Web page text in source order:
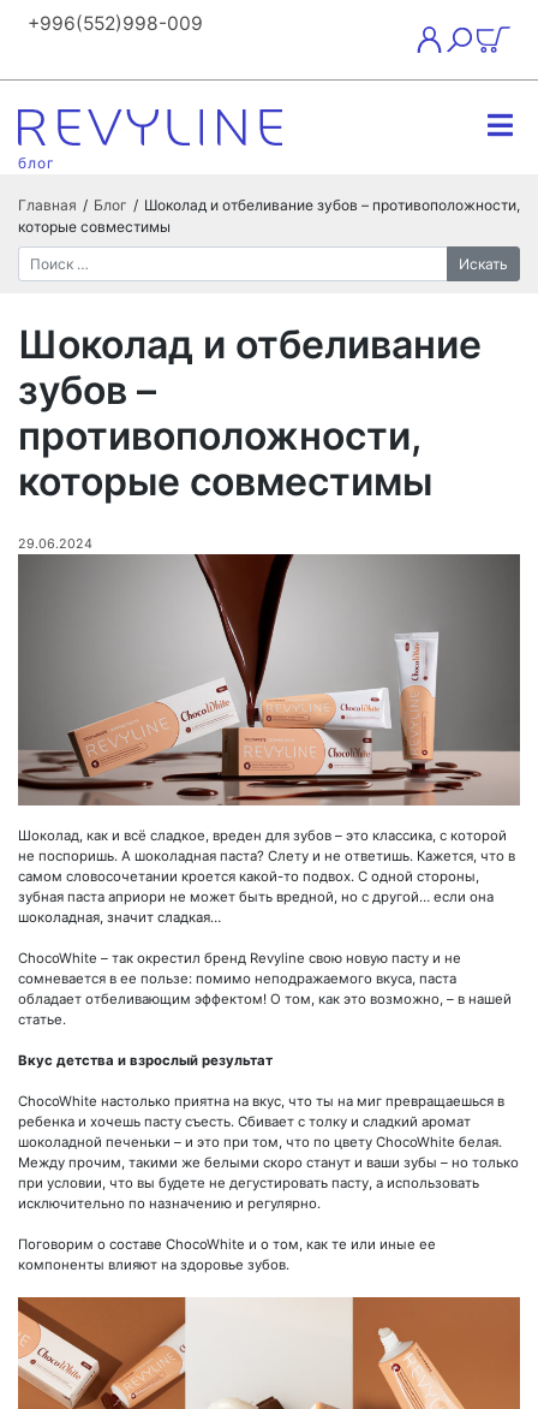
+996(552)998-009
блог
Главная / Блог / Шоколад и отбеливание зубов – противоположности,
которые совместимы
Искать
Шоколад и отбеливание
зубов –
противоположности,
которые совместимы
29.06.2024
Шоколад, как и всё сладкое, вреден для зубов – это классика, с которой
не поспоришь. А шоколадная паста? Слету и не ответишь. Кажется, что в
самом словосочетании кроется какой-то подвох. С одной стороны,
зубная паста априори не может быть вредной, но с другой… если она
шоколадная, значит сладкая…
ChocoWhite – так окрестил бренд Revyline свою новую пасту и не
сомневается в ее пользе: помимо неподражаемого вкуса, паста
обладает отбеливающим эффектом! О том, как это возможно, – в нашей
статье.
Вкус детства и взрослый результат
ChocoWhite настолько приятна на вкус, что ты на миг превращаешься в
ребенка и хочешь пасту съесть. Сбивает с толку и сладкий аромат
шоколадной печеньки – и это при том, что по цвету ChocoWhite белая.
Между прочим, такими же белыми скоро станут и ваши зубы – но только
при условии, что вы будете не дегустировать пасту, а использовать
исключительно по назначению и регулярно.
Поговорим о составе ChocoWhite и о том, как те или иные ее
компоненты влияют на здоровье зубов.